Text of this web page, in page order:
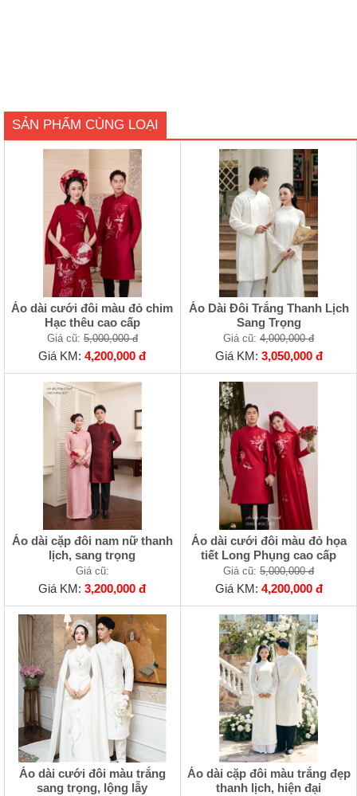
SẢN PHẨM CÙNG LOẠI
Áo dài cưới đôi màu đỏ chim
Hạc thêu cao cấp
Giá cũ:5,000,000 đ
Giá KM:4,200,000 đ
Áo Dài Đôi Trắng Thanh Lịch
Sang Trọng
Giá cũ:4,000,000 đ
Giá KM: 3,050,000 đ
Áo dài cặp đôi nam nữ thanh
lịch, sang trọng
Giá cũ:
Giá KM:3,200,000 đ
Áo dài cưới đôi màu đỏ họa
tiết Long Phụng cao cấp
Giá cũ:5,000,000 đ
Giá KM: 4,200,000 đ
Áo dài cưới đôi màu trắng
sang trọng, lộng lẫy
Áo dài cặp đôi màu trắng đẹp
thanh lịch, hiện đại